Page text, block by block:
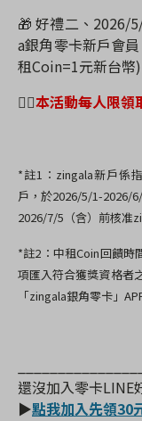
🎁 好禮二、2026/
a銀角零卡新戶會
租Coin=1元新台幣)
👉🏻本活動每人限領
*註1：zingala新戶係
戶，於2026/5/1-2026/
2026/7/5（含）前核准
*註2：中租Coin回饋時
項匯入符合獲獎資格者
「zingala銀角零卡」
還沒加入零卡LINE
▶點我加入先領30